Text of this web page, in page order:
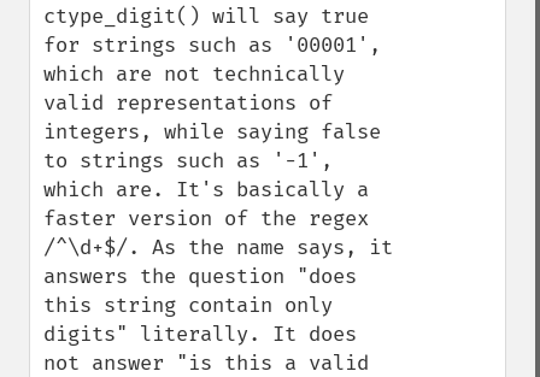
ctype_digit() will say true
for strings such as '00001',
which are not technically
valid representations of
integers, while saying false
to strings such as '-1',
which are. It's basically a
faster version of the regex
/^\d+$/. As the name says, it
answers the question "does
this string contain only
digits" literally. It does
not answer "is this a valid